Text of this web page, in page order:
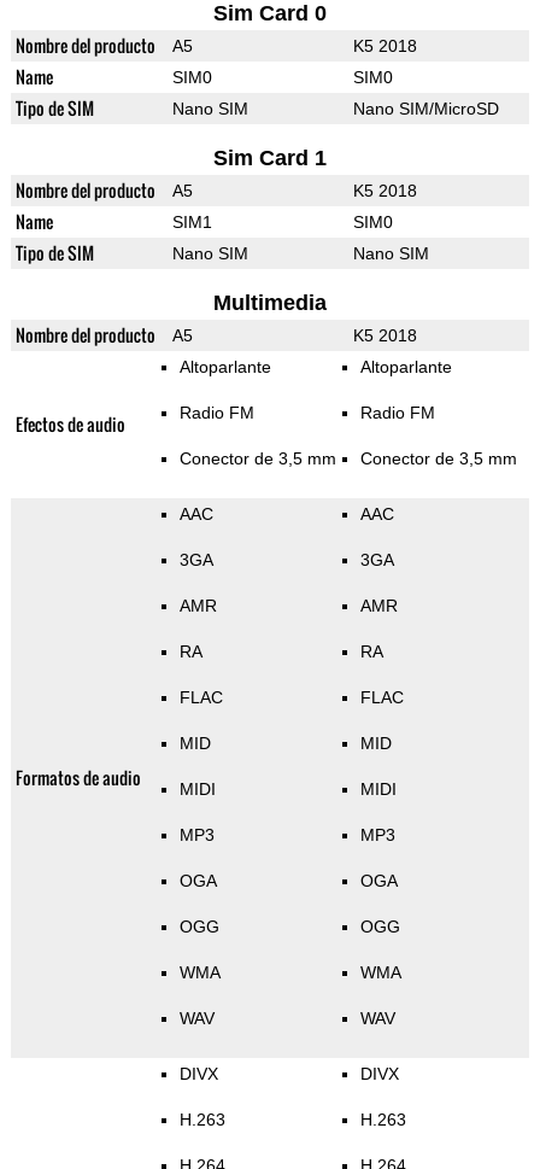
Sim Card 0
Nombre del producto A5 K5 2018
Name SIM0 SIM0
Tipo de SIM Nano SIM Nano SIM/MicroSD
Sim Card 1
Nombre del producto A5 K5 2018
Name SIM1 SIM0
Tipo de SIM Nano SIM Nano SIM
Multimedia
Nombre del producto A5 K5 2018
Efectos de audio
Altoparlante
Radio FM
Conector de 3,5 mm
Altoparlante
Radio FM
Conector de 3,5 mm
Formatos de audio
AAC
3GA
AMR
RA
FLAC
MID
MIDI
MP3
OGA
OGG
WMA
WAV
AAC
3GA
AMR
RA
FLAC
MID
MIDI
MP3
OGA
OGG
WMA
WAV
DIVX
H.263
DIVX
H.263